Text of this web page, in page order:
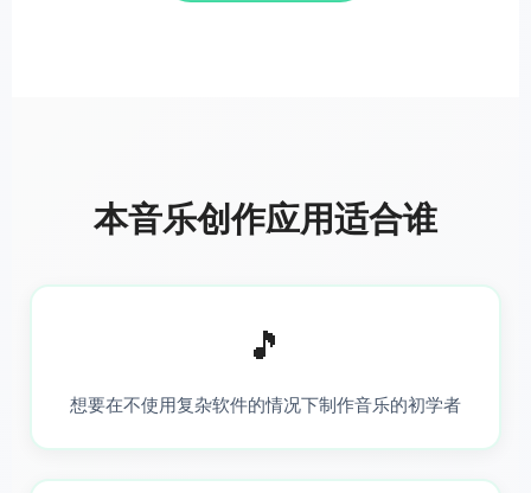
本音乐创作应用适合谁
🎵
想要在不使用复杂软件的情况下制作音乐的初学者